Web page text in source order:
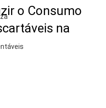
o Consumo
na